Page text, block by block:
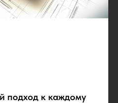
подход к каждому